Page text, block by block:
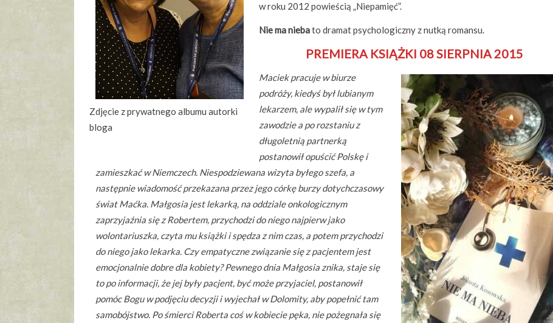
Zdjęcie z prywatnego albumu autorki
bloga
w roku 2012 powieścią „Niepamięć”.
Nie ma niebato dramat psychologiczny z nutką romansu.
PREMIERA KSIĄŻKI 08 SIERPNIA 2015
Maciek pracuje w biurze
podróży, kiedyś był lubianym
lekarzem, ale wypalił się w tym
zawodzie a po rozstaniu z
długoletnią partnerką
postanowił opuścić Polskę i
zamieszkać w Niemczech. Niespodziewana wizyta byłego szefa, a
następnie wiadomość przekazana przez jego córkę burzy dotychczasowy
świat Maćka. Małgosia jest lekarką, na oddziale onkologicznym
zaprzyjaźnia się z Robertem, przychodzi do niego najpierw jako
wolontariuszka, czyta mu książki i spędza z nim czas, a potem przychodzi
do niego jako lekarka. Czy empatyczne związanie się z pacjentem jest
emocjonalnie dobre dla kobiety? Pewnego dnia Małgosia znika, staje się
to po informacji, że jej były pacjent, być może przyjaciel, postanowił
pomóc Bogu w podjęciu decyzji i wyjechał w Dolomity, aby popełnić tam
samobójstwo. Po śmierci Roberta coś w kobiecie pęka, nie pożegnała się